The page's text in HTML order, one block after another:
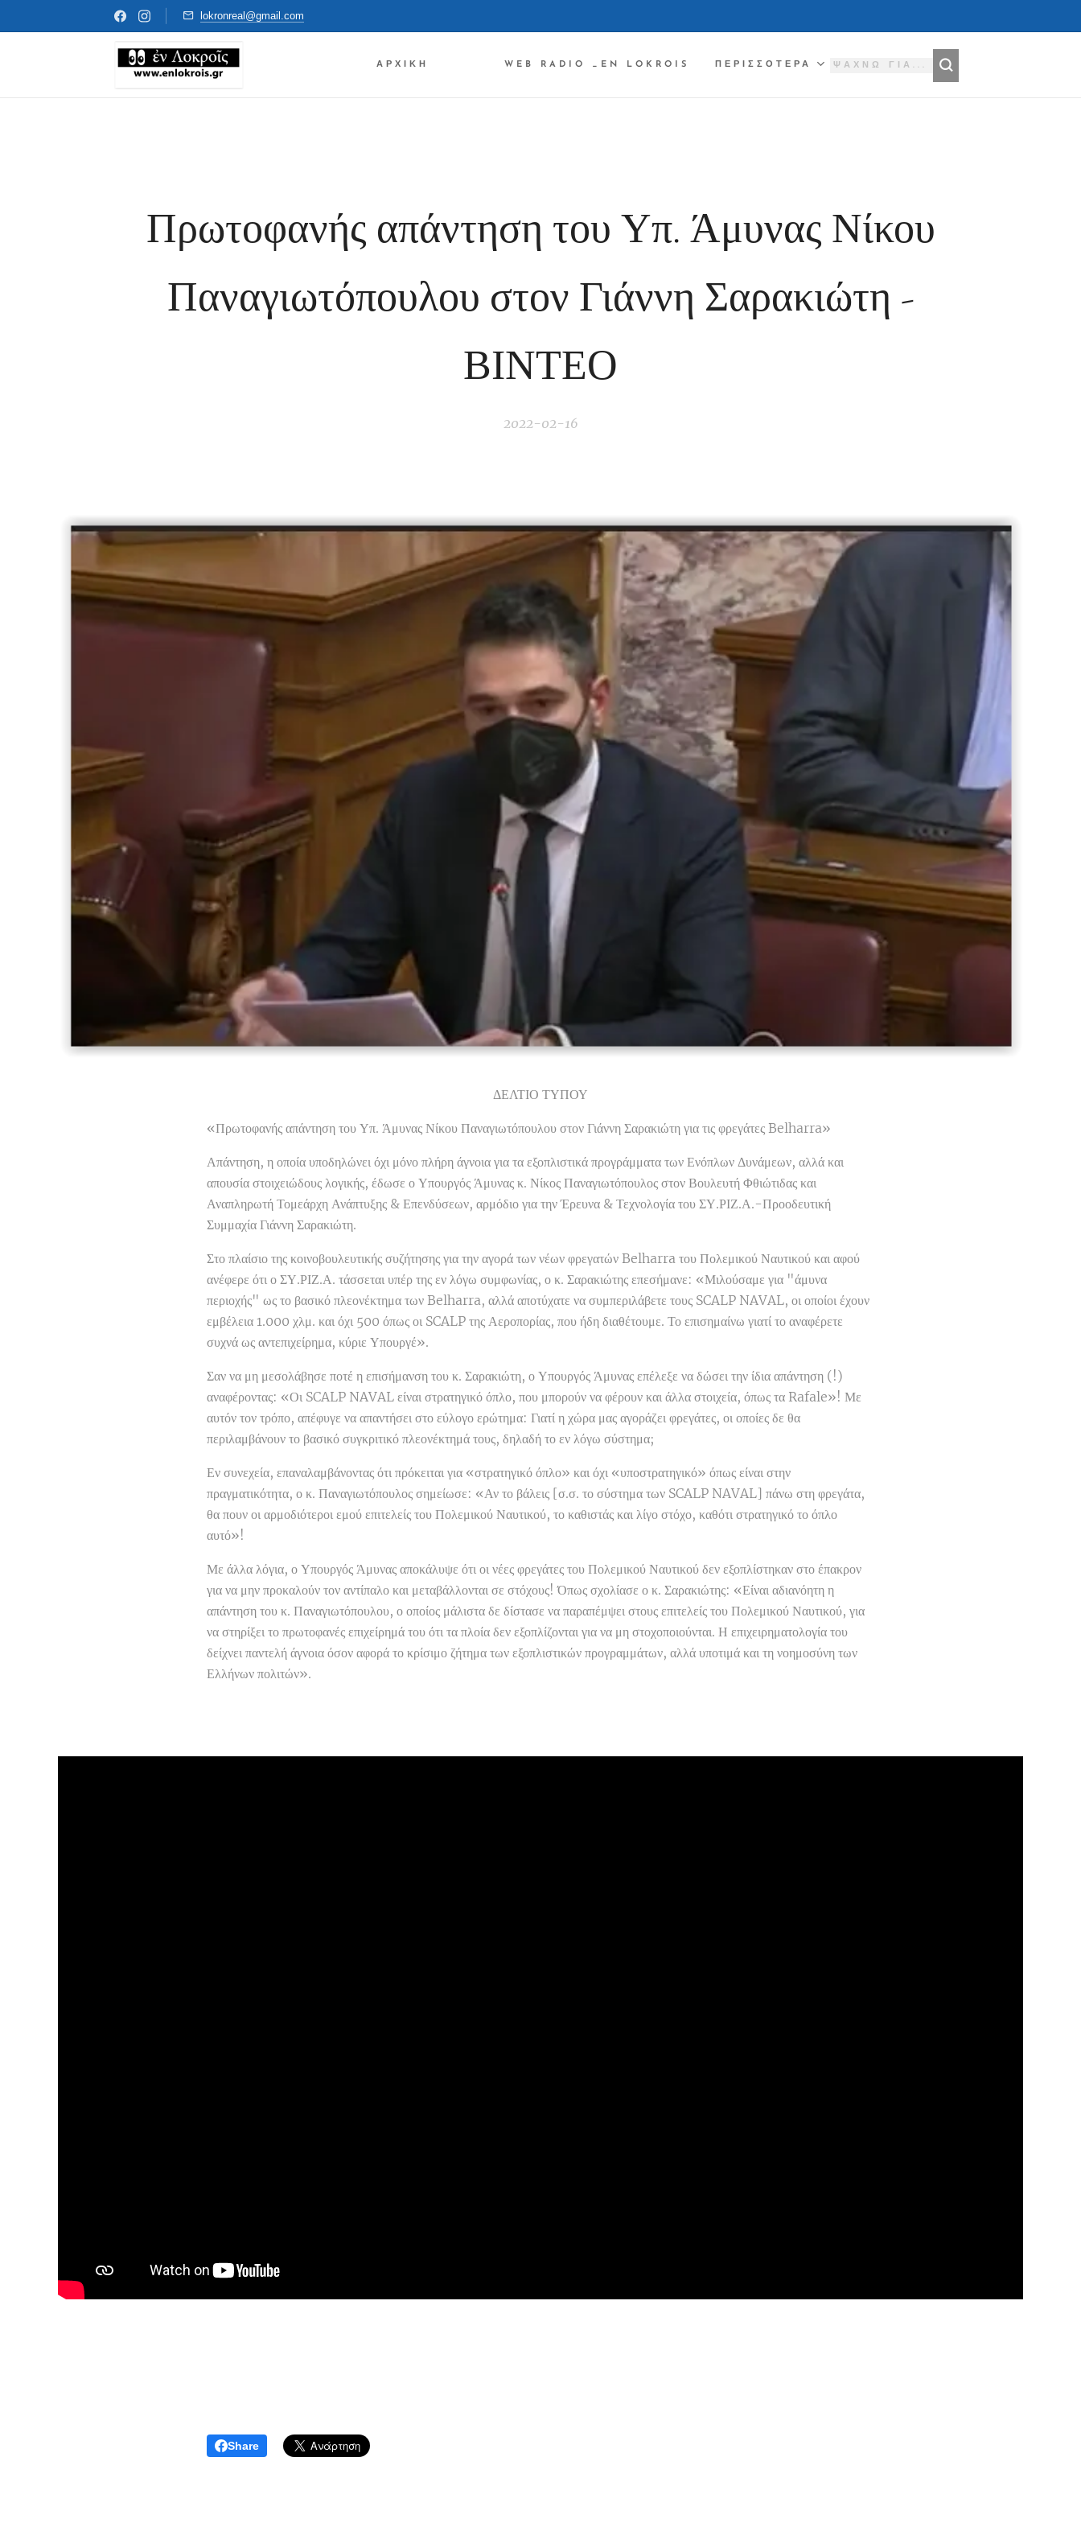
lokronreal@gmail.com
ΑΡΧΙΚΉ ✔✔✔ WEB RADIO _EN LOKROIS ΠΕΡΙΣΣΌΤΕΡΑ
Πρωτοφανής απάντηση του Υπ. Άμυνας Νίκου
Παναγιωτόπουλου στον Γιάννη Σαρακιώτη -
ΒΙΝΤΕΟ
2022-02-16
ΔΕΛΤΙΟ ΤΥΠΟΥ
«Πρωτοφανής απάντηση του Υπ. Άμυνας Νίκου Παναγιωτόπουλου στον Γιάννη Σαρακιώτη για τις φρεγάτες Belharra»
Απάντηση, η οποία υποδηλώνει όχι μόνο πλήρη άγνοια για τα εξοπλιστικά προγράμματα των Ενόπλων Δυνάμεων, αλλά και
απουσία στοιχειώδους λογικής, έδωσε ο Υπουργός Άμυνας κ. Νίκος Παναγιωτόπουλος στον Βουλευτή Φθιώτιδας και
Αναπληρωτή Τομεάρχη Ανάπτυξης & Επενδύσεων, αρμόδιο για την Έρευνα & Τεχνολογία του ΣΥ.ΡΙΖ.Α.-Προοδευτική
Συμμαχία Γιάννη Σαρακιώτη.
Στο πλαίσιο της κοινοβουλευτικής συζήτησης για την αγορά των νέων φρεγατών Belharra του Πολεμικού Ναυτικού και αφού
ανέφερε ότι ο ΣΥ.ΡΙΖ.Α. τάσσεται υπέρ της εν λόγω συμφωνίας, ο κ. Σαρακιώτης επεσήμανε: «Μιλούσαμε για "άμυνα
περιοχής" ως το βασικό πλεονέκτημα των Belharra, αλλά αποτύχατε να συμπεριλάβετε τους SCALP NAVAL, οι οποίοι έχουν
εμβέλεια 1.000 χλμ. και όχι 500 όπως οι SCALP της Αεροπορίας, που ήδη διαθέτουμε. Το επισημαίνω γιατί το αναφέρετε
συχνά ως αντεπιχείρημα, κύριε Υπουργέ».
Σαν να μη μεσολάβησε ποτέ η επισήμανση του κ. Σαρακιώτη, ο Υπουργός Άμυνας επέλεξε να δώσει την ίδια απάντηση (!)
αναφέροντας: «Οι SCALP NAVAL είναι στρατηγικό όπλο, που μπορούν να φέρουν και άλλα στοιχεία, όπως τα Rafale»! Με
αυτόν τον τρόπο, απέφυγε να απαντήσει στο εύλογο ερώτημα: Γιατί η χώρα μας αγοράζει φρεγάτες, οι οποίες δε θα
περιλαμβάνουν το βασικό συγκριτικό πλεονέκτημά τους, δηλαδή το εν λόγω σύστημα;
Εν συνεχεία, επαναλαμβάνοντας ότι πρόκειται για «στρατηγικό όπλο» και όχι «υποστρατηγικό» όπως είναι στην
πραγματικότητα, ο κ. Παναγιωτόπουλος σημείωσε: «Αν το βάλεις [σ.σ. το σύστημα των SCALP NAVAL] πάνω στη φρεγάτα,
θα πουν οι αρμοδιότεροι εμού επιτελείς του Πολεμικού Ναυτικού, το καθιστάς και λίγο στόχο, καθότι στρατηγικό το όπλο
αυτό»!
Με άλλα λόγια, ο Υπουργός Άμυνας αποκάλυψε ότι οι νέες φρεγάτες του Πολεμικού Ναυτικού δεν εξοπλίστηκαν στο έπακρον
για να μην προκαλούν τον αντίπαλο και μεταβάλλονται σε στόχους! Όπως σχολίασε ο κ. Σαρακιώτης: «Είναι αδιανόητη η
απάντηση του κ. Παναγιωτόπουλου, ο οποίος μάλιστα δε δίστασε να παραπέμψει στους επιτελείς του Πολεμικού Ναυτικού, για
να στηρίξει το πρωτοφανές επιχείρημά του ότι τα πλοία δεν εξοπλίζονται για να μη στοχοποιούνται. Η επιχειρηματολογία του
δείχνει παντελή άγνοια όσον αφορά το κρίσιμο ζήτημα των εξοπλιστικών προγραμμάτων, αλλά υποτιμά και τη νοημοσύνη των
Ελλήνων πολιτών».
Share